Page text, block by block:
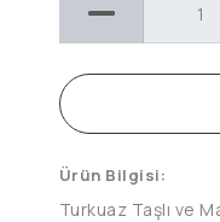
Ürün Bilgisi:
Turkuaz Taşlı ve